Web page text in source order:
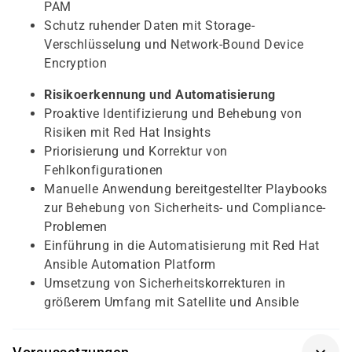
PAM
Schutz ruhender Daten mit Storage-
Verschlüsselung und Network-Bound Device
Encryption
Risikoerkennung und Automatisierung
Proaktive Identifizierung und Behebung von
Risiken mit Red Hat Insights
Priorisierung und Korrektur von
Fehlkonfigurationen
Manuelle Anwendung bereitgestellter Playbooks
zur Behebung von Sicherheits- und Compliance-
Problemen
Einführung in die Automatisierung mit Red Hat
Ansible Automation Platform
Umsetzung von Sicherheitskorrekturen in
größerem Umfang mit Satellite und Ansible